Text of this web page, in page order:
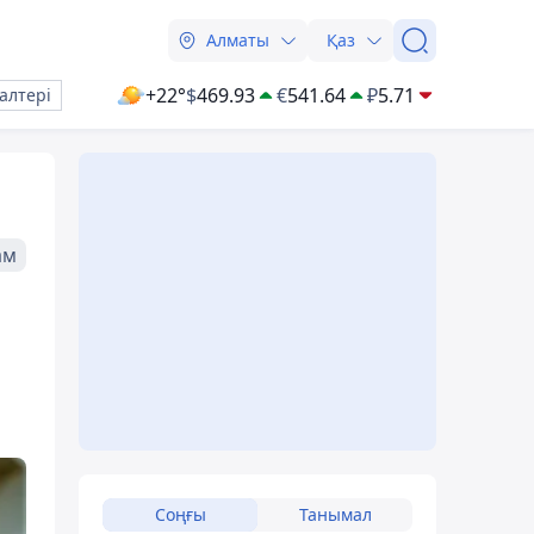
Алматы Қаз
+22°$469.93 €541.64 ₽5.71
Соңғы Танымал